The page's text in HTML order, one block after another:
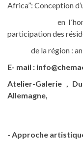
Africa’’: Conception
en l´honneur
participation des
de la région :
E- mail :
Atelier-Galerie ,
Allemagne,
- Approche